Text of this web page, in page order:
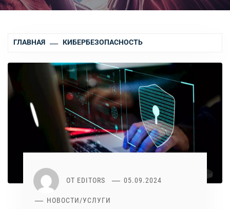
ГЛАВНАЯ КИБЕРБЕЗОПАСНОСТЬ
ОТ EDITORS 05.09.2024
НОВОСТИ/УСЛУГИ